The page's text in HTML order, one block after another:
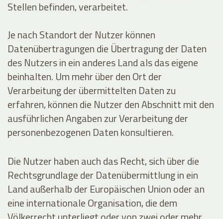
Stellen befinden, verarbeitet.
Je nach Standort der Nutzer können
Datenübertragungen die Übertragung der Daten
des Nutzers in ein anderes Land als das eigene
beinhalten. Um mehr über den Ort der
Verarbeitung der übermittelten Daten zu
erfahren, können die Nutzer den Abschnitt mit den
ausführlichen Angaben zur Verarbeitung der
personenbezogenen Daten konsultieren.
Die Nutzer haben auch das Recht, sich über die
Rechtsgrundlage der Datenübermittlung in ein
Land außerhalb der Europäischen Union oder an
eine internationale Organisation, die dem